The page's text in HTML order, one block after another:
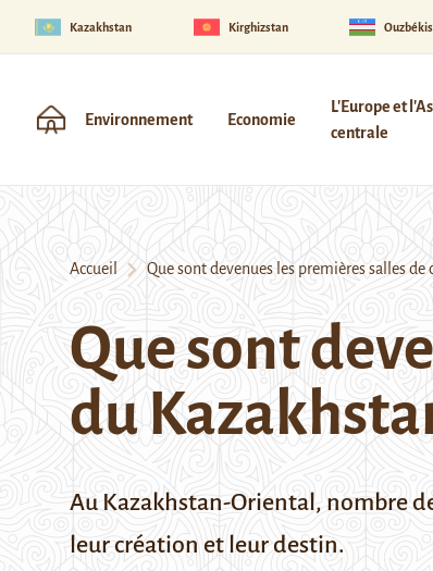
Kazakhstan Kirghizstan
Environnement Economie
L'Europe et
centrale
Accueil Que sont devenues les premières salles
Que sont
du
Au Kazakhstan-Oriental, nombre
leur création et leur destin.